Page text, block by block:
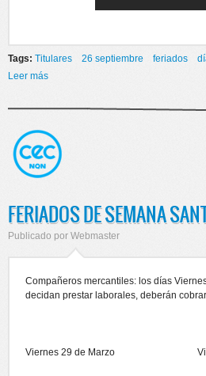
Tags: Titulares 26 septiembre feriados
Leer más
FERIADOS DE SEMANA
Publicado por Webmaster
Compañeros mercantiles: los días
decidan prestar laborales, deberán
Viernes 29 de Marzo